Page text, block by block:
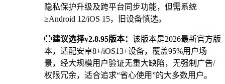
隐私保护升级及跨平台同步功能，但需系统
≥Android 12/iOS 15，旧设备慎选。
💮建议选择v2.8.95版本： 该版本是2026最新官方版
本，适配安卓8+/iOS13+设备，覆盖95%用户场
景，经大规模用户验证无重大缺陷，无强制广告/
权限冗余，适合追求“省心使用”的大多数用户。